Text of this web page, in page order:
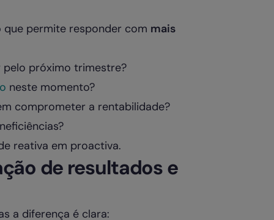
permite responder com mais
pelo próximo trimestre?
neste momento?
comprometer a rentabilidade?
reativa em proactiva.
de resultados e
a diferença é clara: